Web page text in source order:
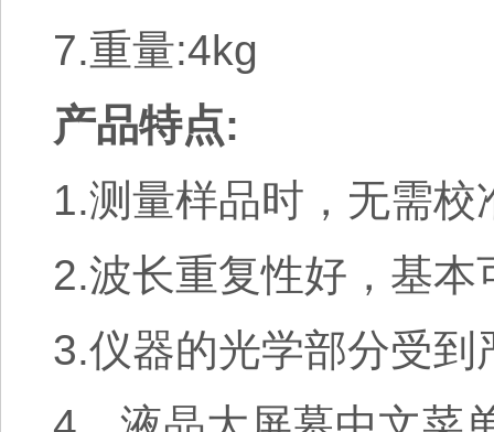
7.重量:4kg
产品特点:
1.测量样品时，无需
2.波长重复性好，基
3.仪器的光学部分受